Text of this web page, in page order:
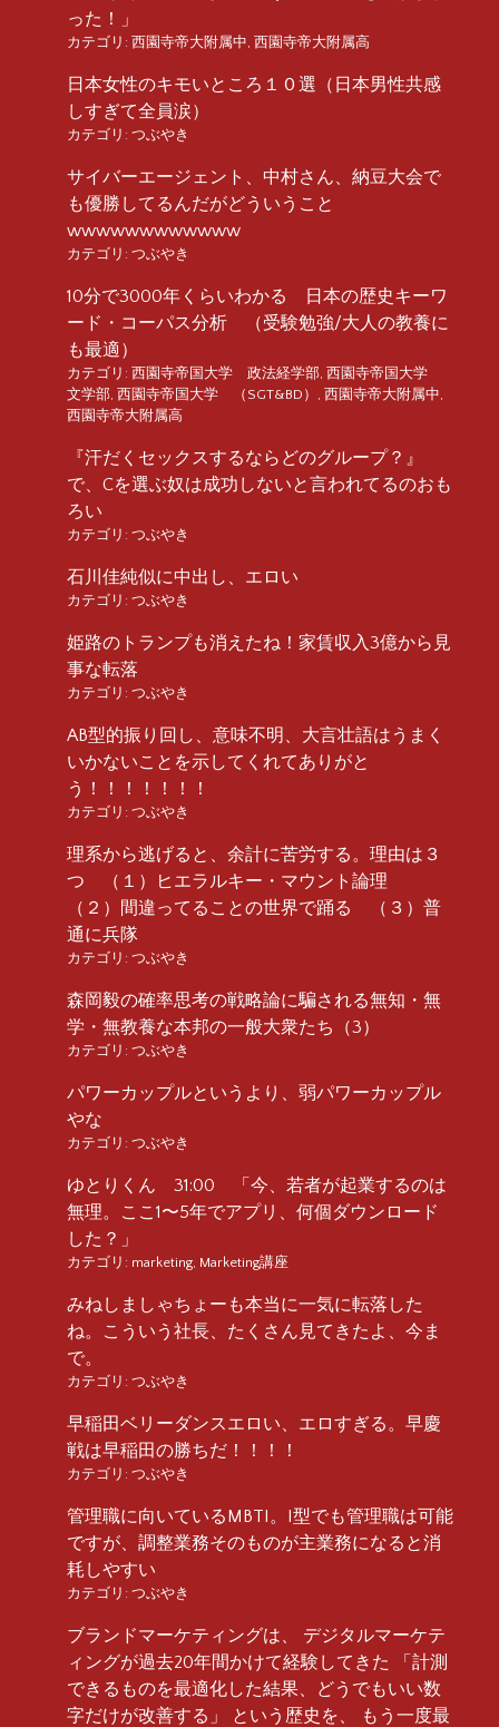
った！」
カテゴリ: 西園寺帝大附属中 西園寺帝大附属高
日本女性のキモいところ１０選（日本男性共感
しすぎて全員涙）
カテゴリ: つぶやき
サイバーエージェント、中村さん、納豆大会で
も優勝してるんだがどういうこと
wwwwwwwwwwww
カテゴリ: つぶやき
10分で3000年くらいわかる 日本の歴史キーワ
ード・コーパス分析 （受験勉強/大人の教養に
も最適）
カテゴリ: 西園寺帝国大学 政法経学部 西園寺帝国大学
文学部 西園寺帝国大学 （SGT&BD） 西園寺帝大附属中
西園寺帝大附属高
『汗だくセックスするならどのグループ？』
で、Cを選ぶ奴は成功しないと言われてるのおも
ろい
カテゴリ: つぶやき
石川佳純似に中出し、エロい
カテゴリ: つぶやき
姫路のトランプも消えたね！家賃収入3億から見
事な転落
カテゴリ: つぶやき
AB型的振り回し、意味不明、大言壮語はうまく
いかないことを示してくれてありがと
う！！！！！！！
カテゴリ: つぶやき
理系から逃げると、余計に苦労する。理由は３
つ （１）ヒエラルキー・マウント論理
（２）間違ってることの世界で踊る （３）普
通に兵隊
カテゴリ: つぶやき
森岡毅の確率思考の戦略論に騙される無知・無
学・無教養な本邦の一般大衆たち（3）
カテゴリ: つぶやき
パワーカップルというより、弱パワーカップル
やな
カテゴリ: つぶやき
ゆとりくん 31:00 「今、若者が起業するのは
無理。ここ1〜5年でアプリ、何個ダウンロード
した？」
カテゴリ: marketing Marketing講座
みねしましゃちょーも本当に一気に転落した
ね。こういう社長、たくさん見てきたよ、今ま
で。
カテゴリ: つぶやき
早稲田ベリーダンスエロい、エロすぎる。早慶
戦は早稲田の勝ちだ！！！！
カテゴリ: つぶやき
管理職に向いているMBTI。I型でも管理職は可能
ですが、調整業務そのものが主業務になると消
耗しやすい
カテゴリ: つぶやき
ブランドマーケティングは、 デジタルマーケテ
ィングが過去20年間かけて経験してきた 「計測
できるものを最適化した結果、どうでもいい数
字だけが改善する」 という歴史を、 もう一度最